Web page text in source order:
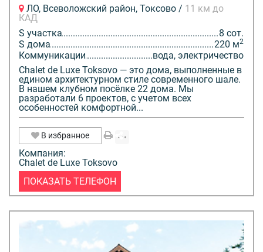
ЛО, Всеволожский район, Токсово / 11 км до
КАД
S участка
8 сот.
S дома
220 м2
Коммуникации
вода, электричество
Chalet de Luxe Toksovo — это дома, выполненные в
едином архитектурном стиле современного шале.
В нашем клубном посёлке 22 дома. Мы
разработали 6 проектов, с учетом всех
особенностей комфортной...
В избранное
Компания:
Chalet de Luxe Toksovo
ПОКАЗАТЬ ТЕЛЕФОН